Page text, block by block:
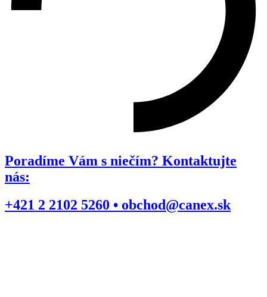
Poradíme Vám s niečím? Kontaktujte
nás:
+421 2 2102 5260 • obchod@canex.sk